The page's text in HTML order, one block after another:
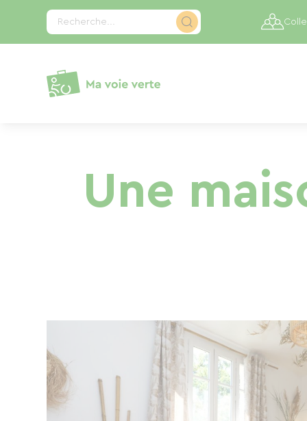
Recherche...
Une
Panneau de gestion des cookies